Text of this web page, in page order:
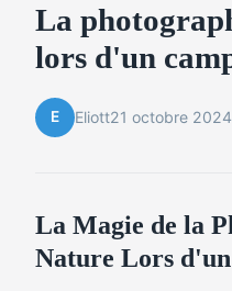
La
lors d'un
E Eliott21 octobre 2024
La Magie de la
Nature Lors